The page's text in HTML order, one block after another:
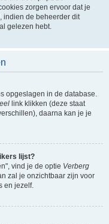
zorgen ervoor dat je
indien de beheerder dit
gelezen hebt.
opgeslagen in de database.
link klikken (deze staat
daarna kan je je
lijst?
vind je de optie Verberg
zal je onzichtbaar zijn voor
en jezelf.